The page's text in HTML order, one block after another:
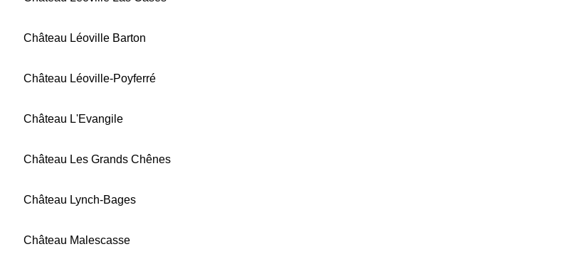
Château Léoville Barton
Château Léoville-Poyferré
Château L'Evangile
Château Les Grands Chênes
Château Lynch-Bages
Château Malescasse